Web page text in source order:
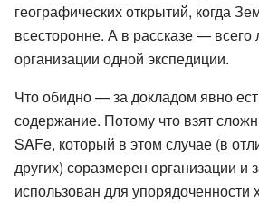
географических открытий, когда
всесторонне. А в рассказе — всего
организации одной экспедиции.
Что обидно — за докладом явно
содержание. Потому что взят
SAFe, который в этом случае (в
других) соразмерен организации и
использован для упорядоченности